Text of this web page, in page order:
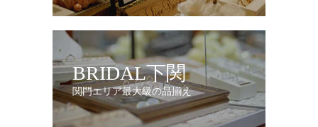
BRIDAL下関
関門エリア最大級の品揃え